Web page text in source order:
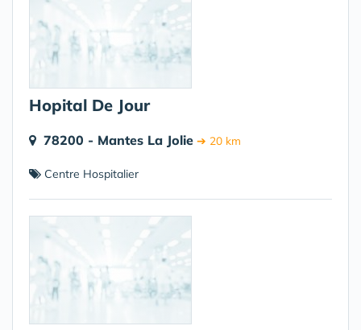
Hopital De Jour
78200 - Mantes La Jolie ➔ 20 km
Centre Hospitalier